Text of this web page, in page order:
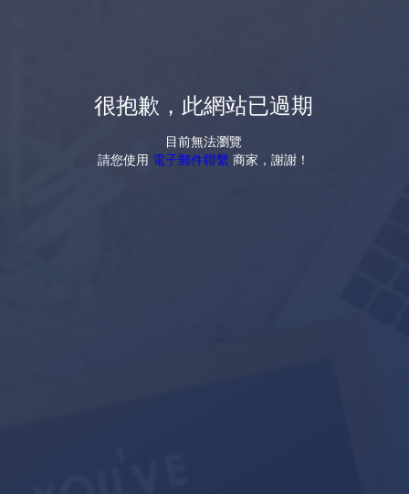
很抱歉，此網站已過期
目前無法瀏覽
請您使用 電子郵件聯繫 商家，謝謝！